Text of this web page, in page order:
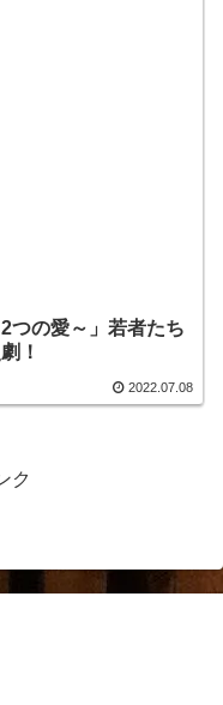
つの愛～」若者たち
！
2022.07.08
ク